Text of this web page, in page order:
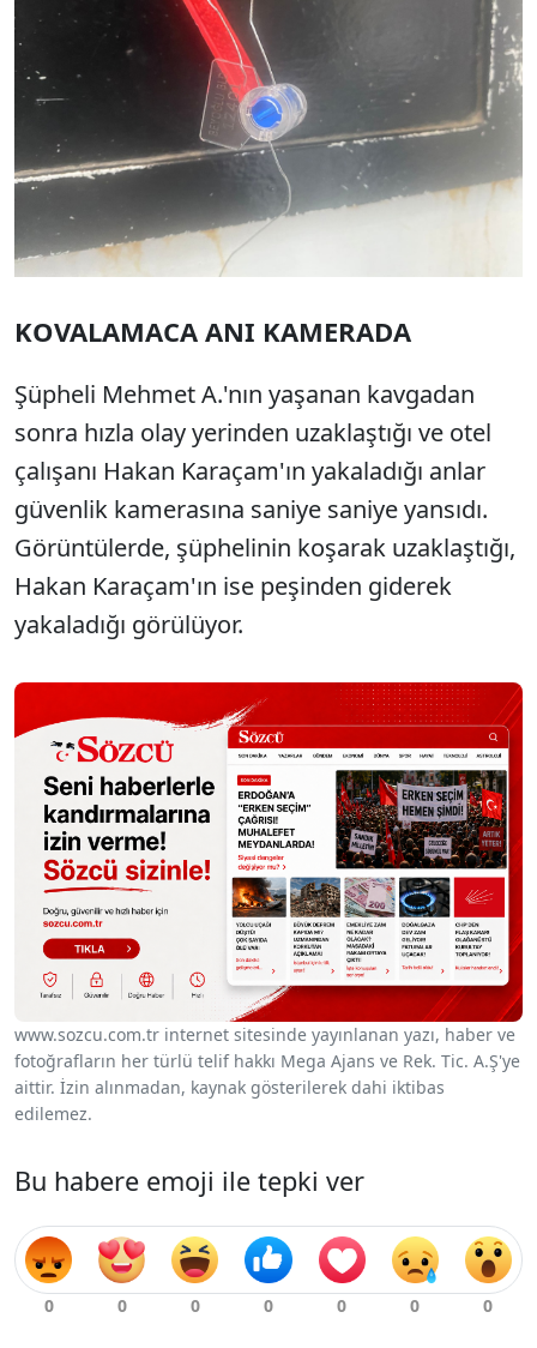
KOVALAMACA ANI KAMERADA
Şüpheli Mehmet A.'nın yaşanan kavgadan
sonra hızla olay yerinden uzaklaştığı ve otel
çalışanı Hakan Karaçam'ın yakaladığı anlar
güvenlik kamerasına saniye saniye yansıdı.
Görüntülerde, şüphelinin koşarak uzaklaştığı,
Hakan Karaçam'ın ise peşinden giderek
yakaladığı görülüyor.
www.sozcu.com.tr internet sitesinde yayınlanan yazı, haber ve
fotoğrafların her türlü telif hakkı Mega Ajans ve Rek. Tic. A.Ş'ye
aittir. İzin alınmadan, kaynak gösterilerek dahi iktibas
edilemez.
Bu habere emoji ile tepki ver